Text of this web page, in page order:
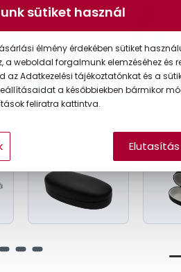
sütiket használ
élmény érdekében sütiket
a weboldal forgalmunk elemzéséhez és
az Adatkezelési tájékoztatónkat és a
a későbbiekben bármikor
feliratra kattintva.
Elutasítás